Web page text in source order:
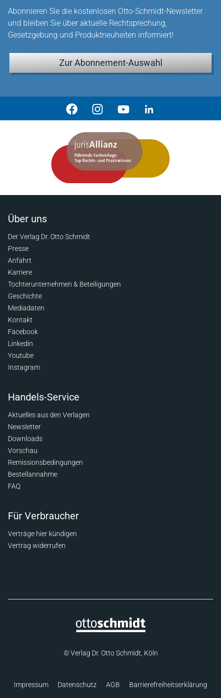
Abonnieren Sie die kostenlosen Otto-Schmidt-Newsletter
und bleiben Sie über aktuelle Rechtsprechung,
Gesetzgebung und Produktneuheiten informiert!
Zur Abonnement-Auswahl
Über uns
Der Verlag Dr. Otto Schmidt
Presse
Anfahrt
Karriere
Tochterunternehmen & Beteiligungen
Geschichte
Mediadaten
Kontakt
Facebook
Linkedin
Youtube
Instagram
Handels-Service
Aktuelles aus den Verlagen
Newsletter
Downloads
Vorschau
Remissionsbedingungen
Bestellannahme
FAQ
Für Verbraucher
Verträge hier kündigen
Vertrag widerrufen
© Verlag Dr. Otto Schmidt, Köln
Impressum Datenschutz AGB Barrierefreiheitserklärung